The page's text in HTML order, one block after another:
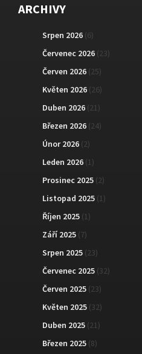
ARCHIVY
Srpen 2026 (6)
Červenec 2026 (23)
Červen 2026 (25)
Květen 2026 (26)
Duben 2026 (21)
Březen 2026 (24)
Únor 2026 (2)
Leden 2026 (1)
Prosinec 2025 (2)
Listopad 2025 (1)
Říjen 2025 (1)
Září 2025 (7)
Srpen 2025 (23)
Červenec 2025 (32)
Červen 2025 (23)
Květen 2025 (32)
Duben 2025 (21)
Březen 2025 (8)